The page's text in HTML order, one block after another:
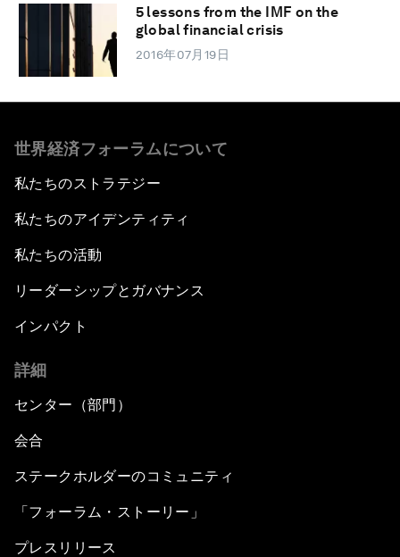
5 lessons from the IMF on the
global financial crisis
2016年07月19日
世界経済フォーラムについて
私たちのストラテジー
私たちのアイデンティティ
私たちの活動
リーダーシップとガバナンス
インパクト
詳細
センター（部門）
会合
ステークホルダーのコミュニティ
「フォーラム・ストーリー」
プレスリリース